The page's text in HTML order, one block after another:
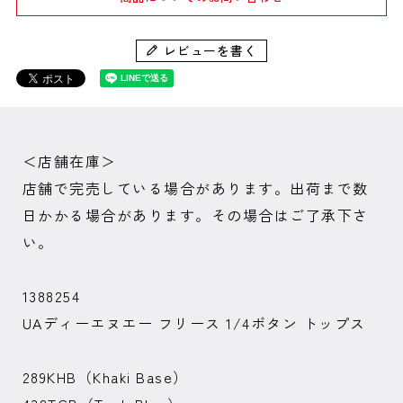
レビューを書く
＜店舗在庫＞
店舗で完売している場合があります。出荷まで数
日かかる場合があります。その場合はご了承下さ
い。
1388254
UAディーエヌエー フリース 1/4ボタン トップス
289KHB（Khaki Base）